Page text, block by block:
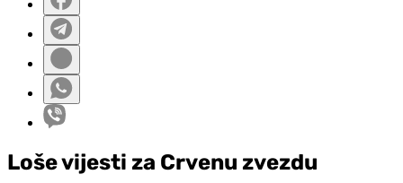
Loše vijesti za Crvenu zvezdu